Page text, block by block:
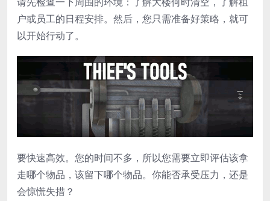
户或员工的日程安排。然后，您只需准备好策略，就可
以开始行动了。
要快速高效。您的时间不多，所以您需要立即评估该拿
走哪个物品，该留下哪个物品。你能否承受压力，还是
会惊慌失措？